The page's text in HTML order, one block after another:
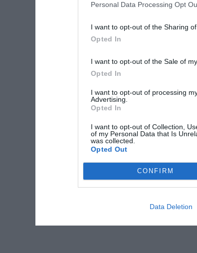
Personal Data Processing Opt
I want to opt-out of the Sharing
Opted In
I want to opt-out of the Sale of
Opted In
I want to opt-out of processing
Advertising.
Opted In
I want to opt-out of Collection,
of my Personal Data that Is
was collected.
Opted Out
CONFIRM
Data Deletion